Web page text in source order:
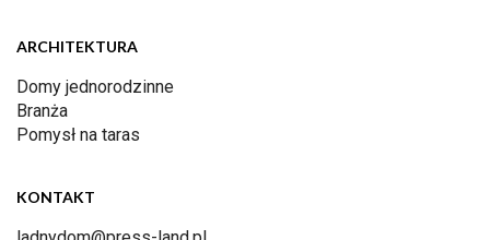
ARCHITEKTURA
Domy jednorodzinne
Branża
Pomysł na taras
KONTAKT